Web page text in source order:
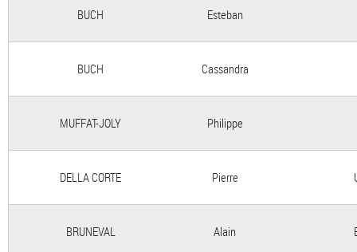
BUCH Esteban
BUCH Cassandra
MUFFAT-JOLY Philippe
DELLA CORTE Pierre
BRUNEVAL Alain